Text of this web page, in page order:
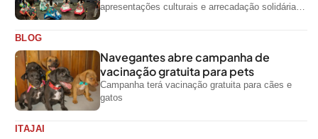
apresentações culturais e arrecadação solidária
BLOG
Navegantes abre campanha de
vacinação gratuita para pets
Campanha terá vacinação gratuita para cães e
gatos
ITAJAI